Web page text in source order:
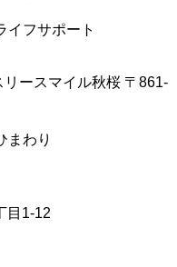
イフサポート
ースマイル秋桜 〒861-
まわり
目1-12